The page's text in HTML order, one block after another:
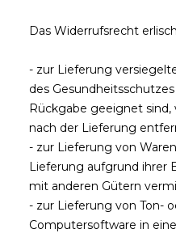
Das Widerrufsrecht
- zur Lieferung
des
Rückgabe geeignet sind,
nach der Lieferung
- zur Lieferung von
Lieferung aufgrund ihrer
mit anderen Gütern
- zur Lieferung von Ton-
Computersoftware in